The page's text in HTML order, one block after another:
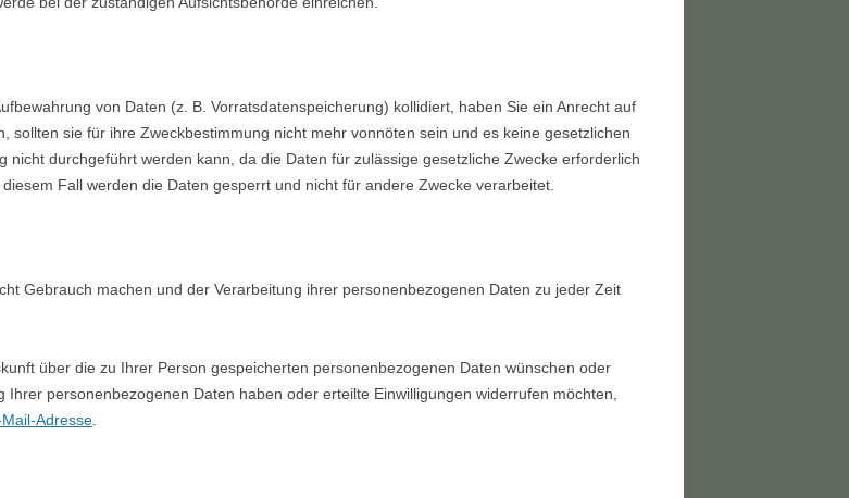
von Daten (z. B. Vorratsdatenspeicherung) kollidiert, haben Sie ein Anrecht auf
sollten sie für ihre Zweckbestimmung nicht mehr vonnöten sein und es keine gesetzlichen
durchgeführt werden kann, da die Daten für zulässige gesetzliche Zwecke erforderlich
Fall werden die Daten gesperrt und nicht für andere Zwecke verarbeitet.
Gebrauch machen und der Verarbeitung ihrer personenbezogenen Daten zu jeder Zeit
über die zu Ihrer Person gespeicherten personenbezogenen Daten wünschen oder
personenbezogenen Daten haben oder erteilte Einwilligungen widerrufen möchten,
Adresse